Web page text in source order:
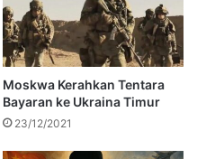
Moskwa Kerahkan Tentara
Bayaran ke Ukraina Timur
23/12/2021